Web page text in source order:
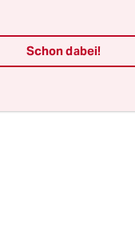
Schon dabei!